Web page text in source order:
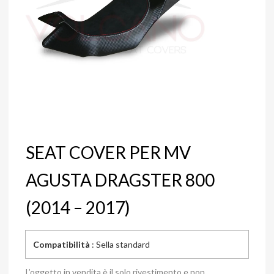
SEAT COVER PER MV
AGUSTA DRAGSTER 800
(2014 – 2017)
Compatibilità : Sella standard
L’oggetto in vendita è il solo rivestimento e non